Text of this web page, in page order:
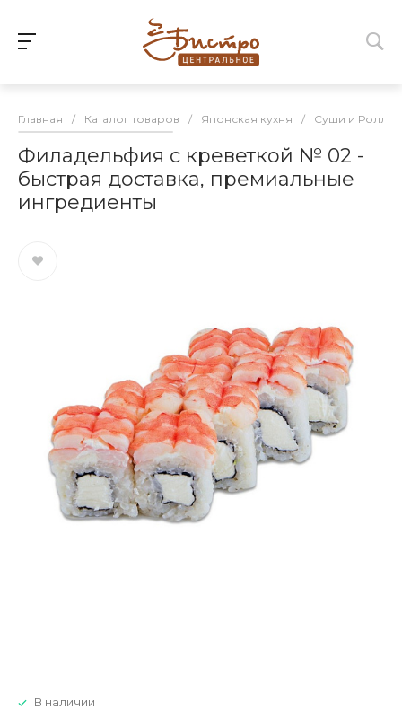
Главная / Каталог товаров / Японская кухня / Суши и Роллы
Филадельфия с креветкой № 02 -
быстрая доставка, премиальные
ингредиенты
В наличии